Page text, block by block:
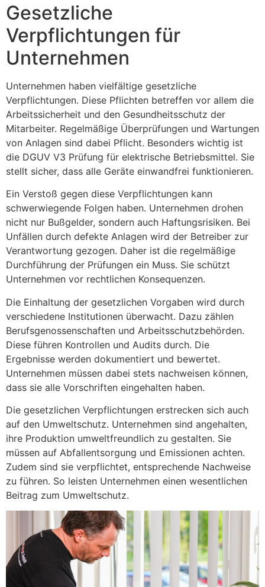
Gesetzliche
Verpflichtungen für
Unternehmen
Unternehmen haben vielfältige gesetzliche
Verpflichtungen. Diese Pflichten betreffen vor allem die
Arbeitssicherheit und den Gesundheitsschutz der
Mitarbeiter. Regelmäßige Überprüfungen und Wartungen
von Anlagen sind dabei Pflicht. Besonders wichtig ist
die DGUV V3 Prüfung für elektrische Betriebsmittel. Sie
stellt sicher, dass alle Geräte einwandfrei funktionieren.
Ein Verstoß gegen diese Verpflichtungen kann
schwerwiegende Folgen haben. Unternehmen drohen
nicht nur Bußgelder, sondern auch Haftungsrisiken. Bei
Unfällen durch defekte Anlagen wird der Betreiber zur
Verantwortung gezogen. Daher ist die regelmäßige
Durchführung der Prüfungen ein Muss. Sie schützt
Unternehmen vor rechtlichen Konsequenzen.
Die Einhaltung der gesetzlichen Vorgaben wird durch
verschiedene Institutionen überwacht. Dazu zählen
Berufsgenossenschaften und Arbeitsschutzbehörden.
Diese führen Kontrollen und Audits durch. Die
Ergebnisse werden dokumentiert und bewertet.
Unternehmen müssen dabei stets nachweisen können,
dass sie alle Vorschriften eingehalten haben.
Die gesetzlichen Verpflichtungen erstrecken sich auch
auf den Umweltschutz. Unternehmen sind angehalten,
ihre Produktion umweltfreundlich zu gestalten. Sie
müssen auf Abfallentsorgung und Emissionen achten.
Zudem sind sie verpflichtet, entsprechende Nachweise
zu führen. So leisten Unternehmen einen wesentlichen
Beitrag zum Umweltschutz.